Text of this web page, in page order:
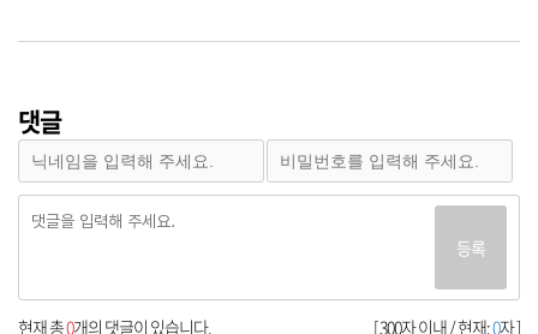
댓글
등록
[ 300자 이내 / 현재:0자 ]
현재 총0개의 댓글이 있습니다.